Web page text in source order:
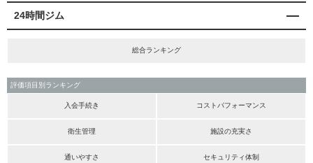
24時間ジム
総合ランキング
評価項目別ランキング
入会手続き コストパフォーマンス
衛生管理 施設の充実さ
通いやすさ セキュリティ体制